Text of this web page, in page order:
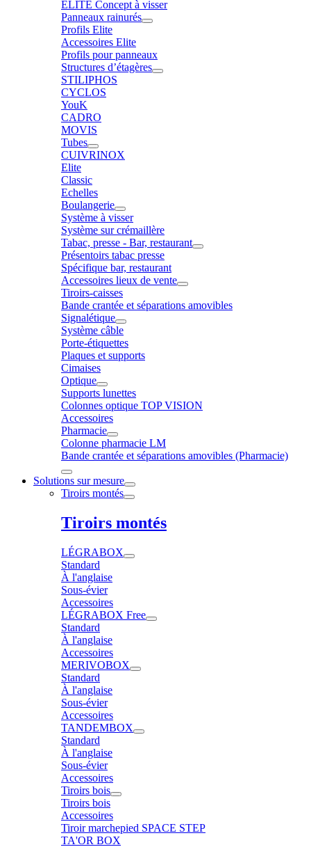
ELITE Concept à visser
Panneaux rainurés
Profils Elite
Accessoires Elite
Profils pour panneaux
Structures d’étagères
STILIPHOS
CYCLOS
YouK
CADRO
MOVIS
Tubes
CUIVRINOX
Elite
Classic
Echelles
Boulangerie
Système à visser
Système sur crémaillère
Tabac, presse - Bar, restaurant
Présentoirs tabac presse
Spécifique bar, restaurant
Accessoires lieux de vente
Tiroirs-caisses
Bande crantée et séparations amovibles
Signalétique
Système câble
Porte-étiquettes
Plaques et supports
Cimaises
Optique
Supports lunettes
Colonnes optique TOP VISION
Accessoires
Pharmacie
Colonne pharmacie LM
Bande crantée et séparations amovibles (Pharmacie)
Solutions sur mesure
Tiroirs montés
Tiroirs montés
LÉGRABOX
Standard
À l'anglaise
Sous-évier
Accessoires
LÉGRABOX Free
Standard
À l'anglaise
Accessoires
MERIVOBOX
Standard
À l'anglaise
Sous-évier
Accessoires
TANDEMBOX
Standard
À l'anglaise
Sous-évier
Accessoires
Tiroirs bois
Tiroirs bois
Accessoires
Tiroir marchepied SPACE STEP
TA'OR BOX